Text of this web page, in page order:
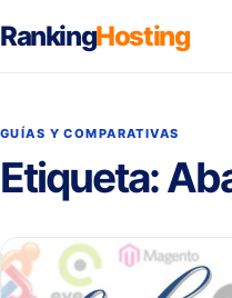
RankingHosting
GUÍAS Y COMPARATIVAS
Etiqueta: